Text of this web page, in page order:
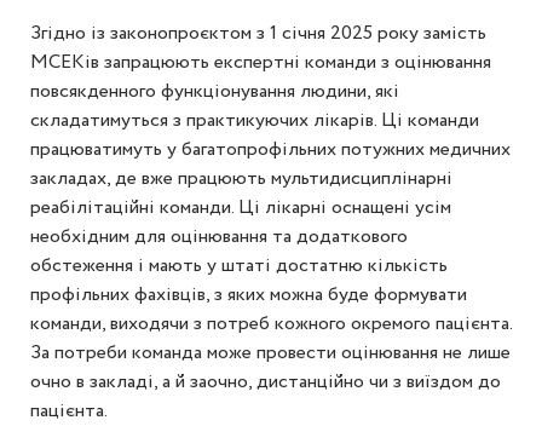
Згідно із законопроєктом з 1 січня 2025 року замість
МСЕКів запрацюють експертні команди з оцінювання
повсякденного функціонування людини, які
складатимуться з практикуючих лікарів. Ці команди
працюватимуть у багатопрофільних потужних медичних
закладах, де вже працюють мультидисциплінарні
реабілітаційні команди. Ці лікарні оснащені усім
необхідним для оцінювання та додаткового
обстеження і мають у штаті достатню кількість
профільних фахівців, з яких можна буде формувати
команди, виходячи з потреб кожного окремого пацієнта.
За потреби команда може провести оцінювання не лише
очно в закладі, а й заочно, дистанційно чи з виїздом до
пацієнта.